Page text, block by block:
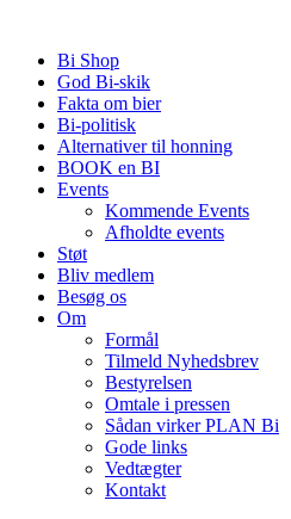
indholdBi Shop
God Bi-skik
Fakta om bier
Bi-politisk
Alternativer til honning
BOOK en BI
Events
Kommende Events
Afholdte events
Støt
Bliv medlem
Besøg os
Om
Formål
Tilmeld Nyhedsbrev
Bestyrelsen
Omtale i pressen
Sådan virker PLAN Bi
Gode links
Vedtægter
Kontakt